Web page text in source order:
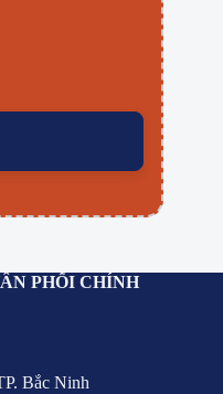
PHỐI CHÍNH
Bắc Ninh